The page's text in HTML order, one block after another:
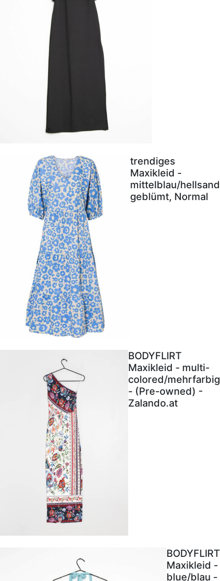
trendiges
Maxikleid -
mittelblau/hellsand
geblümt, Normal
BODYFLIRT
Maxikleid - multi-
colored/mehrfarbig
- (Pre-owned) -
Zalando.at
BODYFLIRT
Maxikleid -
blue/blau -